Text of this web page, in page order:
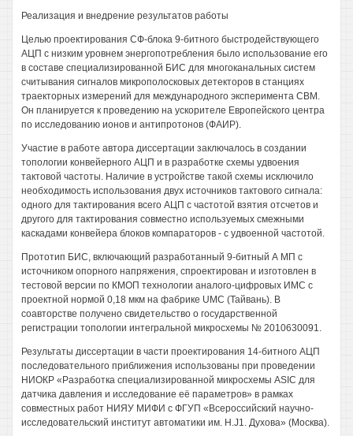
Реализация и внедрение результатов работы
Целью проектирования СФ-блока 9-битного быстродействующего
АЦП с низким уровнем энергопотребления было использование его
в составе специализированной БИС для многоканальных систем
считывания сигналов микрополосковых детекторов в станциях
траекторных измерений для международного эксперимента СВМ.
Он планируется к проведению на ускорителе Европейского центра
по исследованию ионов и антипротонов (ФАИР).
Участие в работе автора диссертации заключалось в создании
топологии конвейерного АЦП и в разработке схемы удвоения
тактовой частоты. Наличие в устройстве такой схемы исключило
необходимость использования двух источников тактового сигнала:
одного для тактирования всего АЦП с частотой взятия отсчетов и
другого для тактирования совместно используемых смежными
каскадами конвейера блоков компараторов - с удвоенной частотой.
Прототип БИС, включающий разработанный 9-битный А МП с
источником опорного напряжения, спроектирован и изготовлен в
тестовой версии по КМОП технологии аналого-цифровых ИМС с
проектной нормой 0,18 мкм на фабрике UMC (Тайвань). В
соавторстве получено свидетельство о государственной
регистрации топологии интегральной микросхемы № 2010630091.
Результаты диссертации в части проектирования 14-битного АЦП
последовательного приближения использованы при проведении
НИОКР «Разработка специализированной микросхемы ASIC для
датчика давления и исследование её параметров» в рамках
совместных работ НИЯУ МИФИ с ФГУП «Всероссийский научно-
исследовательский институт автоматики им. H.J1. Духова» (Москва).